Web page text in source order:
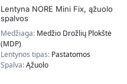
Lentyna NORE Mini Fix, ąžuolo
spalvos
Medžiaga: Medžio Drožlių Plokštė
(MDP)
Lentynos tipas: Pastatomos
Spalva:Ąžuolo